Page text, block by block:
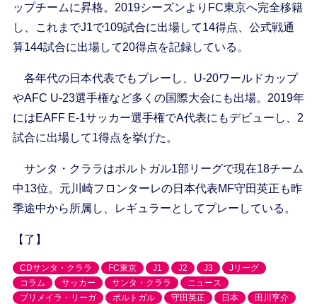
ップチームに昇格。2019シーズンよりFC東京へ完全移籍
し、これまでJ1で109試合に出場して14得点、公式戦通
算144試合に出場して20得点を記録している。
各年代の日本代表でもプレーし、U-20ワールドカップ
やAFC U-23選手権など多くの国際大会にも出場。2019年
にはEAFF E-1サッカー選手権でA代表にもデビューし、2
試合に出場して1得点を挙げた。
サンタ・クララはポルトガル1部リーグで現在18チーム
中13位。元川崎フロンターレの日本代表MF守田英正も昨
季途中から所属し、レギュラーとしてプレーしている。
【了】
CDサンタ・クララ FC東京 J1 J2 J3
Jリーグ
コラム
サッカー サンタ・クララ
ニュース
プリメイラ・リーガ
ポルトガル 守田英正 日本
田川亨介